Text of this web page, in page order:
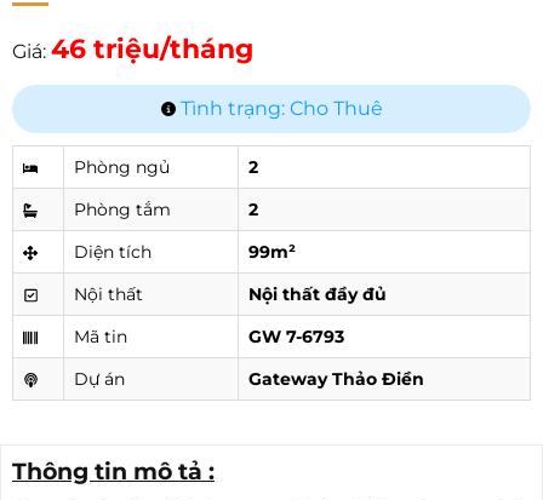
Giá: 46 triệu/tháng
Tình trạng: Cho Thuê
Phòng ngủ
2
Phòng tắm
2
Diện tích
99m²
Nội thất
Nội thất đầy đủ
Mã tin
GW 7-6793
Dự án
Gateway Thảo Điền
Thông tin mô tả :